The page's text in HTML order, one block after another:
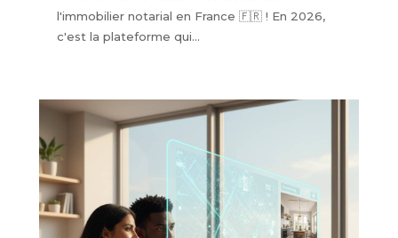
l'immobilier notarial en France 🇫🇷 ! En 2026,
c'est la plateforme qui...